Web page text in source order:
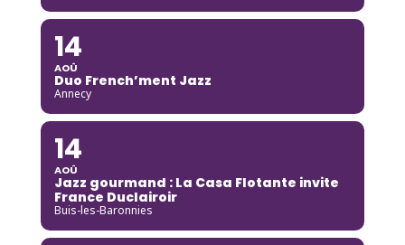
14
AOÛ
Duo French’ment Jazz
Annecy
14
AOÛ
Jazz gourmand : La Casa Flotante invite
France Duclairoir
Buis-les-Baronnies